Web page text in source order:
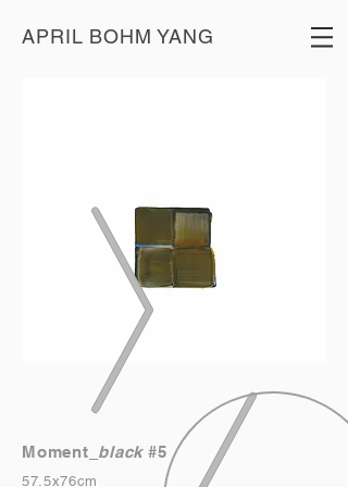
APRIL BOHM YANG
Moment_ black#5
57.5x76cm